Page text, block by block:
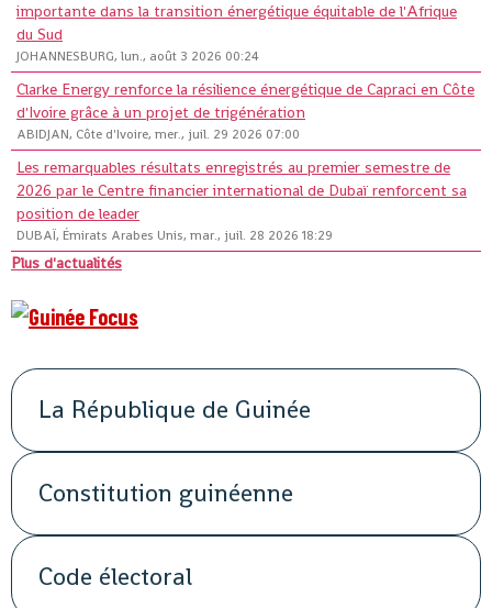
importante dans la transition énergétique équitable de l'Afrique
du Sud
JOHANNESBURG, lun., août 3 2026 00:24
Clarke Energy renforce la résilience énergétique de Capraci en Côte
d'Ivoire grâce à un projet de trigénération
ABIDJAN, Côte d'Ivoire, mer., juil. 29 2026 07:00
Les remarquables résultats enregistrés au premier semestre de
2026 par le Centre financier international de Dubaï renforcent sa
position de leader
DUBAÏ, Émirats Arabes Unis, mar., juil. 28 2026 18:29
Plus d'actualités
La République de Guinée
Constitution guinéenne
Code électoral